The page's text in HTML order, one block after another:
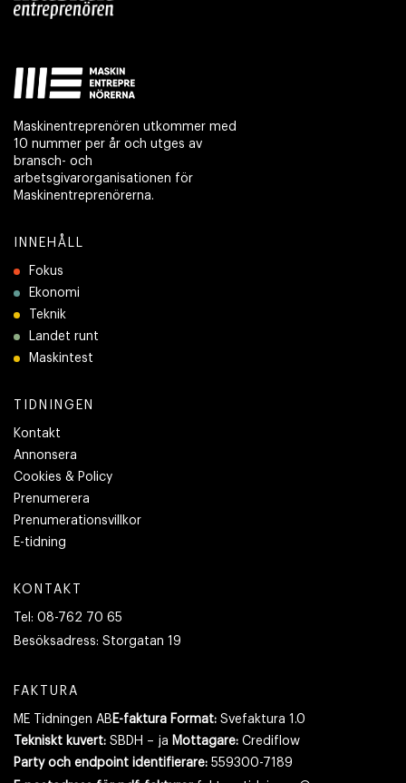
Maskinentreprenören utkommer med
10 nummer per år och utges av
bransch- och
arbetsgivarorganisationen för
Maskinentreprenörerna.
INNEHÅLL
Fokus
Ekonomi
Teknik
Landet runt
Maskintest
TIDNINGEN
Kontakt
Annonsera
Cookies & Policy
Prenumerera
Prenumerationsvillkor
E-tidning
KONTAKT
Tel: 08-762 70 65
Besöksadress: Storgatan 19
FAKTURA
ME Tidningen AB E-faktura Format: Svefaktura 1.0
Tekniskt kuvert: SBDH – ja Mottagare: Crediflow
Party och endpoint identifierare: 559300-7189